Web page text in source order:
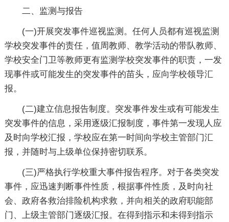
二、监测与报告
(一)开展突发事件巡视监测。任何人员都有巡视监测
学校突发事件的责任，值周教师、教学活动的带队教师、
学校安全门卫等教师更有监测学校突发事件的职责，一发
现事件或可能发生的突发事件的苗头，应向学校领导汇
报。
(二)建立信息报告制度。突发事件发生或有可能发生
突发事件的信息，采用逐级汇报制度，事件第一发现人应
及时向学校汇报，学校应在第一时间向学校主管部门汇
报，并随时与上级单位保持密切联系。
(三)严格执行学校重大事件报告程序。对于各类突发
事件，应迅速判断事件性质，根据事件性质，及时向社
会、政府各救治排险机构求救，并向相关的政府职能部
门、上级主管部门逐级汇报。在得到指示和未得到指示